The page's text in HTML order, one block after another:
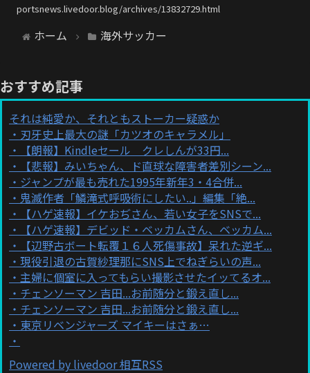
portsnews.livedoor.blog/archives/13832729.html
ホーム 海外サッカー
おすすめ記事
それは純愛か、それともストーカー疑惑か
刃牙史上最大の謎「カツオのキャラメル」
【朗報】Kindleセール クレしんが33円...
【悲報】みいちゃん、ド直球な障害者差別シーン...
ジャンプが最も売れた1995年新年3・4合併...
鬼滅作者「鱗滝式呼吸術にしたい..」編集「絶...
【ハゲ速報】イケおぢさん、若い女子をSNSで...
【ハゲ速報】デビッド・ベッカムさん、ベッカム...
【辺野古ボート転覆１６人死傷事故】呆れた逆ギ...
現役引退の古賀紗理那にSNS上でねぎらいの声...
主婦に個室に入ってもらい撮影させたイッてるオ...
チェンソーマン 吉田...お前随分と鍛え直し...
チェンソーマン 吉田...お前随分と鍛え直し...
東京リベンジャーズ マイキーはさぁ…
Powered by livedoor 相互RSS